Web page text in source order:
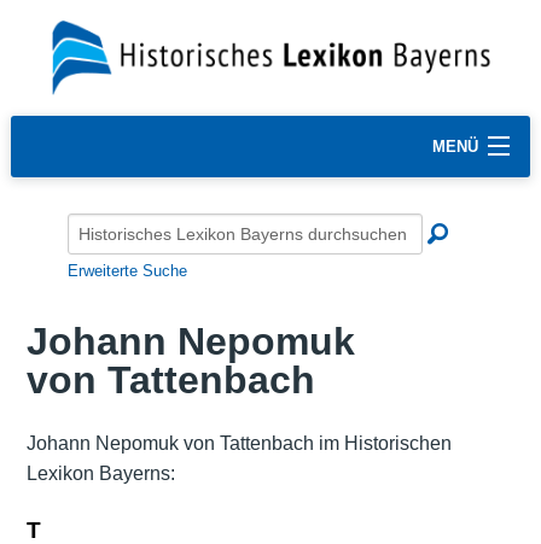
MENÜ
Erweiterte Suche
Johann Nepomuk
von Tattenbach
Johann Nepomuk von Tattenbach im Historischen
Lexikon Bayerns:
T